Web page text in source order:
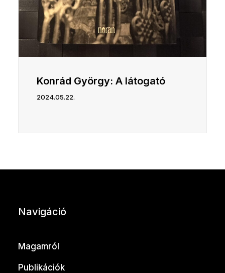
Konrád György: A látogató
2024.05.22.
Navigáció
Magamról
Publikációk